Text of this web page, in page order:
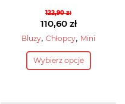
122,90zł
Pierwotna
cena
wynosiła:
122,90 zł.
110,60 zł
Aktualna
cena
wynosi:
Bluzy, Chłopcy, Mini
Wybierz opcje
Ten
produkt